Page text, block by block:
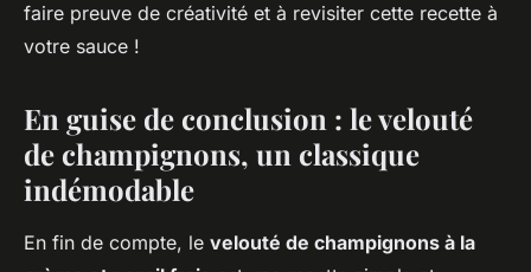
faire preuve de créativité et à revisiter cette recette à
votre sauce !
En guise de conclusion : le velouté
de champignons, un classique
indémodable
En fin de compte, le velouté de champignons à la